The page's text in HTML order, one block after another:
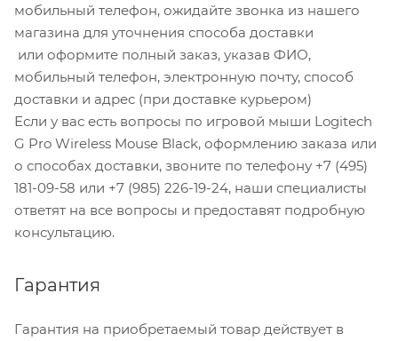
мобильный телефон, ожидайте звонка из нашего
магазина для уточнения способа доставки
или оформите полный заказ, указав ФИО,
мобильный телефон, электронную почту, способ
доставки и адрес (при доставке курьером)
Если у вас есть вопросы по игровой мыши Logitech
G Pro Wireless Mouse Black, оформлению заказа или
о способах доставки, звоните по телефону +7 (495)
181-09-58 или +7 (985) 226-19-24, наши специалисты
ответят на все вопросы и предоставят подробную
консультацию.
Гарантия
Гарантия на приобретаемый товар действует в